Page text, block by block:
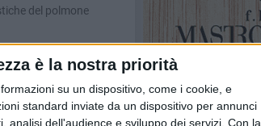
è la nostra priorità
su un dispositivo, come i cookie, e
standard inviate da un dispositivo per annunci
analisi dell'audience e sviluppo dei servizi. Con la
del polmone
Murgia
e Mowgli